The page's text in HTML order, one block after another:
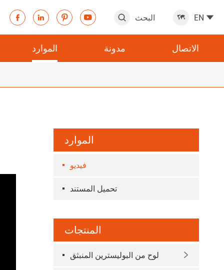
     البحث  EN 
الموارد مدونة الاتصال
الموارد
فيديو
تحميل المستند
المنتجات
لوح من البوليسترين المنبثق 